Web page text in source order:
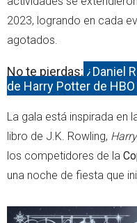
2023, logrando en cada
agotados.
No te pierdas: ¿Daniel
de Harry Potter de
La gala está inspirada en
libro de J.K. Rowling,
los competidores de la
una noche de fiesta que